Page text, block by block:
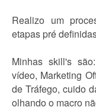
Realizo um
etapas pré
Minhas skill's
vídeo, Marketing
de Tráfego, cuido
olhando o macro